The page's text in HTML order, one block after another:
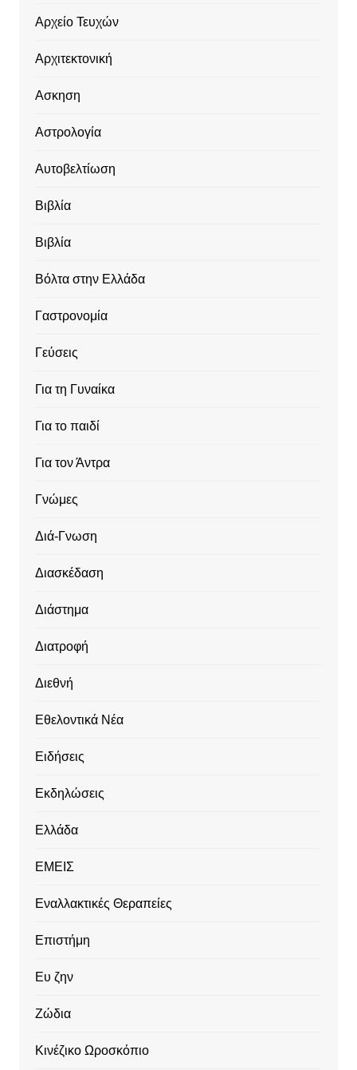
Αρχείο Τευχών
Αρχιτεκτονική
Ασκηση
Αστρολογία
Αυτοβελτίωση
Βιβλία
Βιβλία
Βόλτα στην Ελλάδα
Γαστρονομία
Γεύσεις
Για τη Γυναίκα
Για το παιδί
Για τον Άντρα
Γνώμες
Διά-Γνωση
Διασκέδαση
Διάστημα
Διατροφή
Διεθνή
Εθελοντικά Νέα
Ειδήσεις
Εκδηλώσεις
Ελλάδα
ΕΜΕΙΣ
Εναλλακτικές Θεραπείες
Επιστήμη
Ευ ζην
Ζώδια
Κινέζικο Ωροσκόπιο